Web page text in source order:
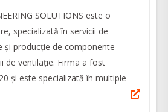
SOLUTIONS este o
specializată în servicii de
și producție de componente
de ventilație. Firma a fost
și este specializată în multiple